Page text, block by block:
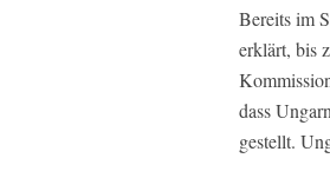
Bereits im
erklärt, bis
dass
gestellt.